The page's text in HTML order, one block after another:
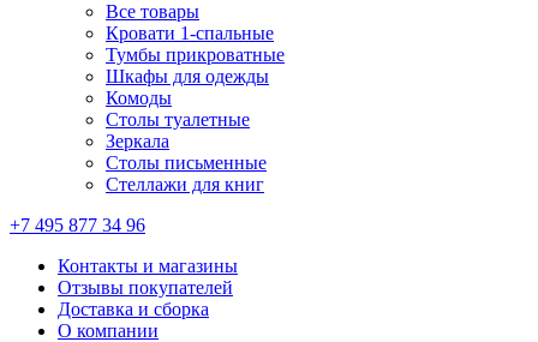
Все товары
Кровати 1-спальные
Тумбы прикроватные
Шкафы для одежды
Комоды
Столы туалетные
Зеркала
Столы письменные
Стеллажи для книг
+7 495 877 34 96
Контакты и магазины
Отзывы покупателей
Доставка и сборка
О компании